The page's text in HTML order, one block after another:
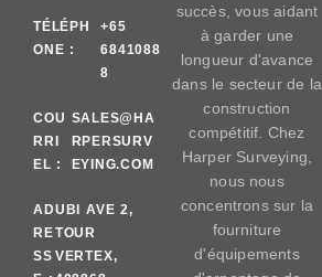
TÉLÉPH
ONE :
+65
6841088
8
COU
RRI
EL :
SALES@HA
RPERSURV
EYING.COM
AD
RE
SS
UBI AVE 2,
TOUR
VERTEX,
succès, vous aidant
à garder une
longueur d'avance
dans le secteur de la
construction
compétitif. Chez
Harper Surveying,
nous nous
concentrons sur la
fourniture
d'équipements